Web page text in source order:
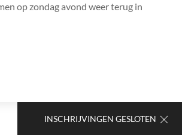
op zondag avond weer terug in
INSCHRIJVINGEN GESLOTEN